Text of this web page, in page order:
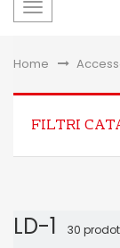
navigazione
Home &gt;
FILTRI
LD-1 30